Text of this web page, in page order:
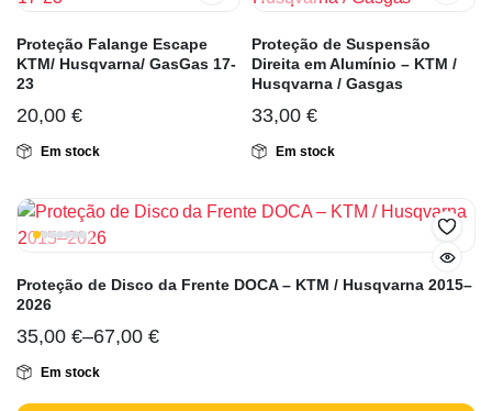
Proteção Falange Escape
KTM/ Husqvarna/ GasGas 17-
23
20,00 €
Em stock
Proteção de Suspensão
Direita em Alumínio – KTM /
Husqvarna / Gasgas
33,00 €
Em stock
Proteção de Disco da Frente DOCA – KTM / Husqvarna 2015–
2026
35,00 €–67,00 €
Em stock